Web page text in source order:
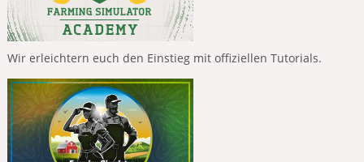
Wir erleichtern euch den Einstieg mit offiziellen Tutorials.